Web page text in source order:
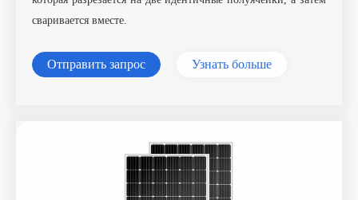
сваривается вместе.
Отправить запрос Узнать больше